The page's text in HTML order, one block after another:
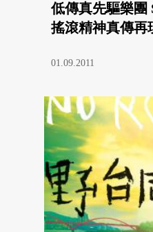
低傳真先驅樂團
搖滾精神真傳再
01.09.2011